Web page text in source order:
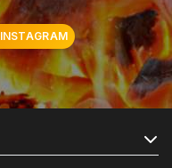
INSTAGRAM